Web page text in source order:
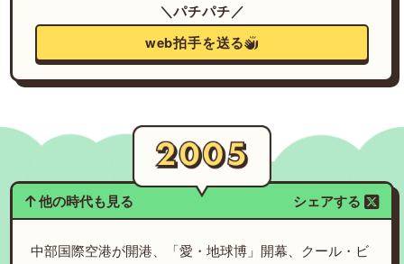
＼パチパチ／
web拍手を送る
他の時代も見る シェアする
中部国際空港が開港、「愛・地球博」開幕、クール・ビ